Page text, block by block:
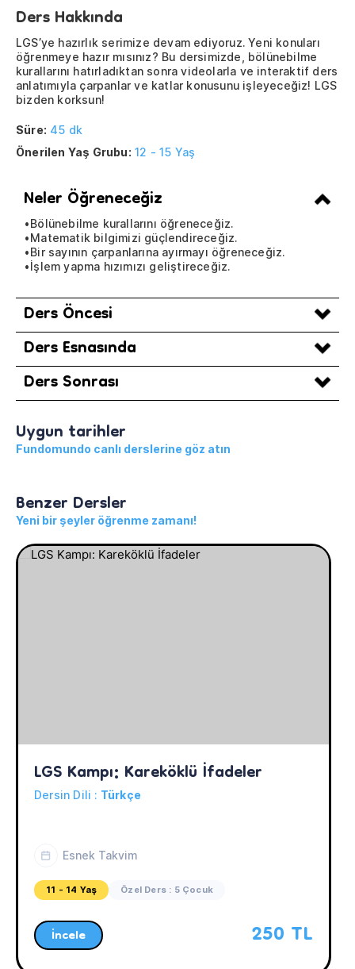
Ders Hakkında
LGS’ye hazırlık serimize devam ediyoruz. Yeni konuları
öğrenmeye hazır mısınız? Bu dersimizde, bölünebilme
kurallarını hatırladıktan sonra videolarla ve interaktif ders
anlatımıyla çarpanlar ve katlar konusunu işleyeceğiz! LGS
bizden korksun!
Süre: 45 dk
Önerilen Yaş Grubu: 12 - 15 Yaş
Neler Öğreneceğiz
•Bölünebilme kurallarını öğreneceğiz.
•Matematik bilgimizi güçlendireceğiz.
•Bir sayının çarpanlarına ayırmayı öğreneceğiz.
•İşlem yapma hızımızı geliştireceğiz.
Ders Öncesi
Ders Esnasında
Ders Sonrası
Uygun tarihler
Fundomundo canlı derslerine göz atın
Benzer Dersler
Yeni bir şeyler öğrenme zamanı!
LGS Kampı: Kareköklü İfadeler
Dersin Dili : Türkçe
Esnek Takvim
11 - 14 Yaş Özel Ders : 5 Çocuk
İncele 250 TL